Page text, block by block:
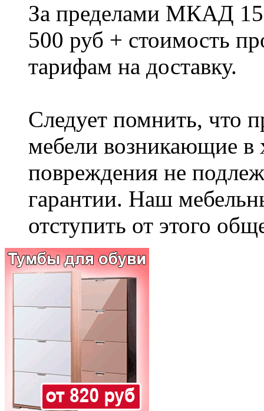
За пределами МКАД
500 руб + стоимость
тарифам на доставку.
Следует помнить, что
мебели возникающие в
повреждения не
гарантии. Наш
отступить от этого